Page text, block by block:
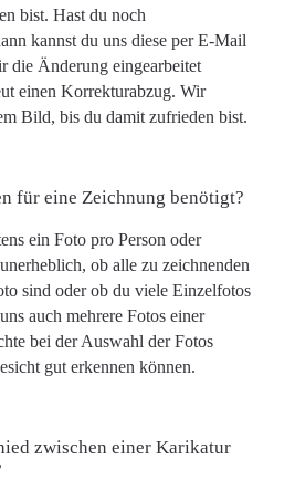
bist. Hast du noch
kannst du uns diese per E-Mail
die Änderung eingearbeitet
einen Korrekturabzug. Wir
Bild, bis du damit zufrieden bist.
für eine Zeichnung benötigt?
ein Foto pro Person oder
ob alle zu zeichnenden
sind oder ob du viele Einzelfotos
auch mehrere Fotos einer
bei der Auswahl der Fotos
gut erkennen können.
zwischen einer Karikatur